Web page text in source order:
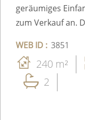
geräumiges
zum Verkauf an.
WEB ID : 3851
240 m²
2